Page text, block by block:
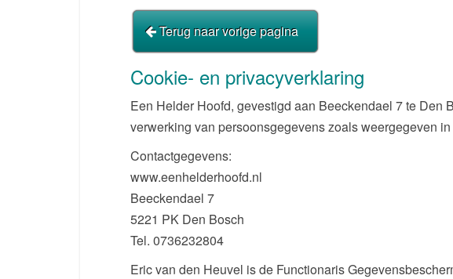
Terug naar vorige pagina
Cookie- en privacyverklaring
Een Helder Hoofd, gevestigd aan Beeckendael 7 te Den
verwerking van persoonsgegevens zoals weergegeven
Contactgegevens:
www.eenhelderhoofd.nl
Beeckendael 7
5221 PK Den Bosch
Tel. 0736232804
Eric van den Heuvel is de Functionaris